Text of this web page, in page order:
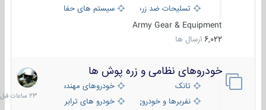
تسلیحات ضد زره
سیستم های حفاظت فعال
Army Gear & Equipment
6,022 ارسال ها
خودروهای نظامی و زره پوش ها
تانک
خودروهای مهندسی
نفربرها و خودروی های رزمی پیاده نظام
خودرو های ترابری نظامی
23
ساعات
قبل